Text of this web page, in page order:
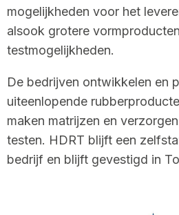
mogelijkheden voor het
alsook grotere
testmogelijkheden.
De bedrijven ontwikkelen en
uiteenlopende
maken matrijzen en
testen. HDRT blijft een
bedrijf en blijft gevestigd in